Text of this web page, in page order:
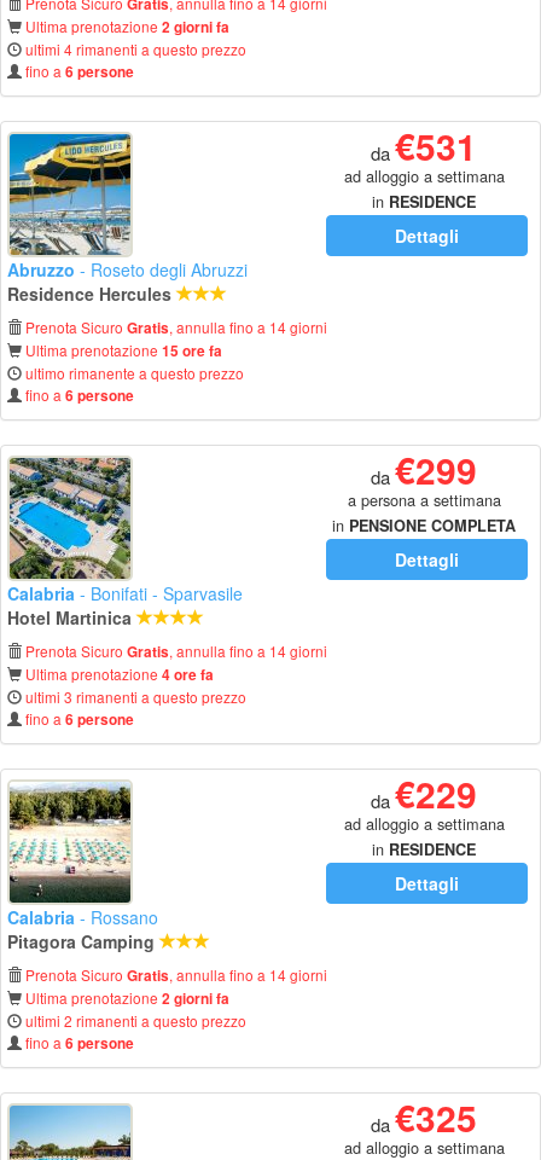
Gratis
Ultima prenotazione 2 giorni fa
ultimi 4 rimanenti a questo prezzo
fino a 6 persone
da€531
ad alloggio a settimana
in RESIDENCE
Dettagli
Abruzzo - Roseto degli Abruzzi
Residence Hercules
Prenota Sicuro Gratis, annulla fino a 14 giorni
Ultima prenotazione 15 ore fa
ultimo rimanente a questo prezzo
fino a 6 persone
da€299
a persona a settimana
in PENSIONE COMPLETA
Dettagli
Calabria - Bonifati - Sparvasile
Hotel Martinica
Prenota Sicuro Gratis, annulla fino a 14 giorni
Ultima prenotazione 4 ore fa
ultimi 3 rimanenti a questo prezzo
fino a 6 persone
da€229
ad alloggio a settimana
in RESIDENCE
Dettagli
Calabria - Rossano
Pitagora Camping
Prenota Sicuro Gratis, annulla fino a 14 giorni
Ultima prenotazione 2 giorni fa
ultimi 2 rimanenti a questo prezzo
fino a 6 persone
da€325
ad alloggio a settimana